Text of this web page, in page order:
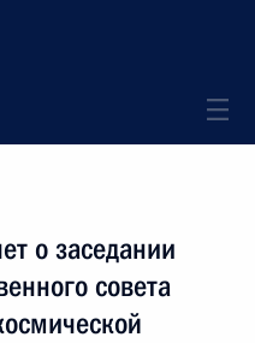
о заседании
совета